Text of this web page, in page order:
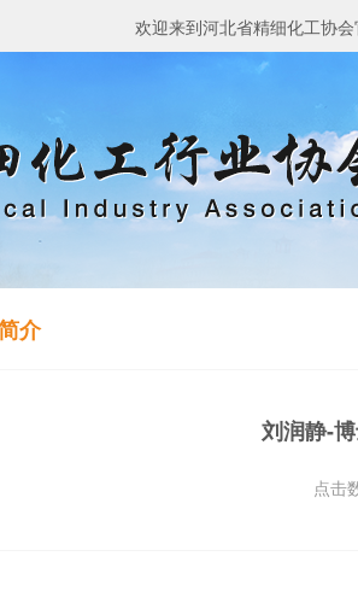
欢迎来到河北省精细化工协会
介
刘润静-
点击